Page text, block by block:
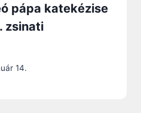
pápa katekézise
zsinati
14.